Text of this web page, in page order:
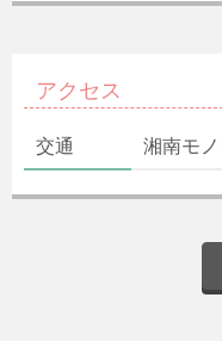
アクセス
交通 湘南モ